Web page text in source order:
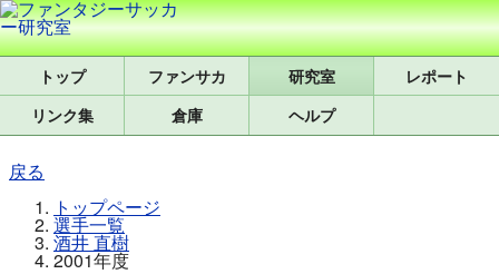
トップ 研究室
レポート
リンク集
倉庫 ヘルプ
戻る
トップページ
選手一覧
酒井 直樹
2001年度